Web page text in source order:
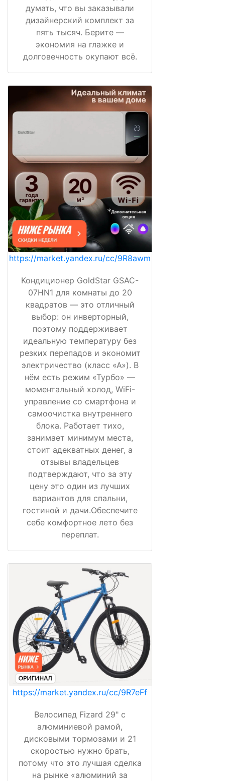
думать, что вы заказывали
дизайнерский комплект за
пять тысяч. Берите —
экономия на глажке и
долговечность окупают всё.
https://market.yandex.ru/cc/9R8awm
Кондиционер GoldStar GSAC-
07HN1 для комнаты до 20
квадратов — это отличный
выбор: он инверторный,
поэтому поддерживает
идеальную температуру без
резких перепадов и экономит
электричество (класс «А»). В
нём есть режим «Турбо» —
моментальный холод, WiFi-
управление со смартфона и
самоочистка внутреннего
блока. Работает тихо,
занимает минимум места,
стоит адекватных денег, а
отзывы владельцев
подтверждают, что за эту
цену это один из лучших
вариантов для спальни,
гостиной и дачи.Обеспечите
себе комфортное лето без
переплат.
https://market.yandex.ru/cc/9R7eFf
Велосипед Fizard 29" с
алюминиевой рамой,
дисковыми тормозами и 21
скоростью нужно брать,
потому что это лучшая сделка
на рынке «алюминий за